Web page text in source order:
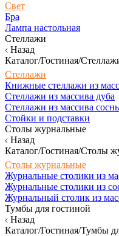
Свет
Бра
Лампа настольная
Стеллажи
Назад
Каталог/Гостиная/
Стеллажи
Книжные стеллажи из
Стеллажи из массива дуба
Стеллажи из массива
Стойки и подставки
Столы журнальные
Назад
Каталог/Гостиная/Столы
Столы журнальные
Журнальные столики из
Журнальные столики из
Журнальный столик из
Тумбы для гостиной
Назад
Каталог/Гостиная/Тумбы